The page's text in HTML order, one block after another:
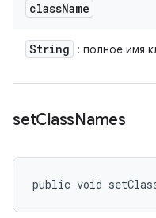
className
String : полное имя
setClassNames
public void